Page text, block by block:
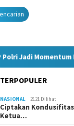
Jadi Momentum
TERPOPULER
NASIONAL 2121 Dilihat
Ciptakan
Ketua…